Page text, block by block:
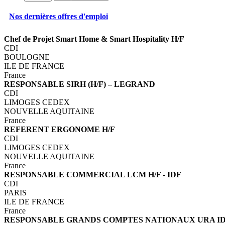
Nos dernières offres d'emploi
Chef de Projet Smart Home & Smart Hospitality H/F
CDI
BOULOGNE
ILE DE FRANCE
France
RESPONSABLE SIRH (H/F) – LEGRAND
CDI
LIMOGES CEDEX
NOUVELLE AQUITAINE
France
REFERENT ERGONOME H/F
CDI
LIMOGES CEDEX
NOUVELLE AQUITAINE
France
RESPONSABLE COMMERCIAL LCM H/F - IDF
CDI
PARIS
ILE DE FRANCE
France
RESPONSABLE GRANDS COMPTES NATIONAUX URA